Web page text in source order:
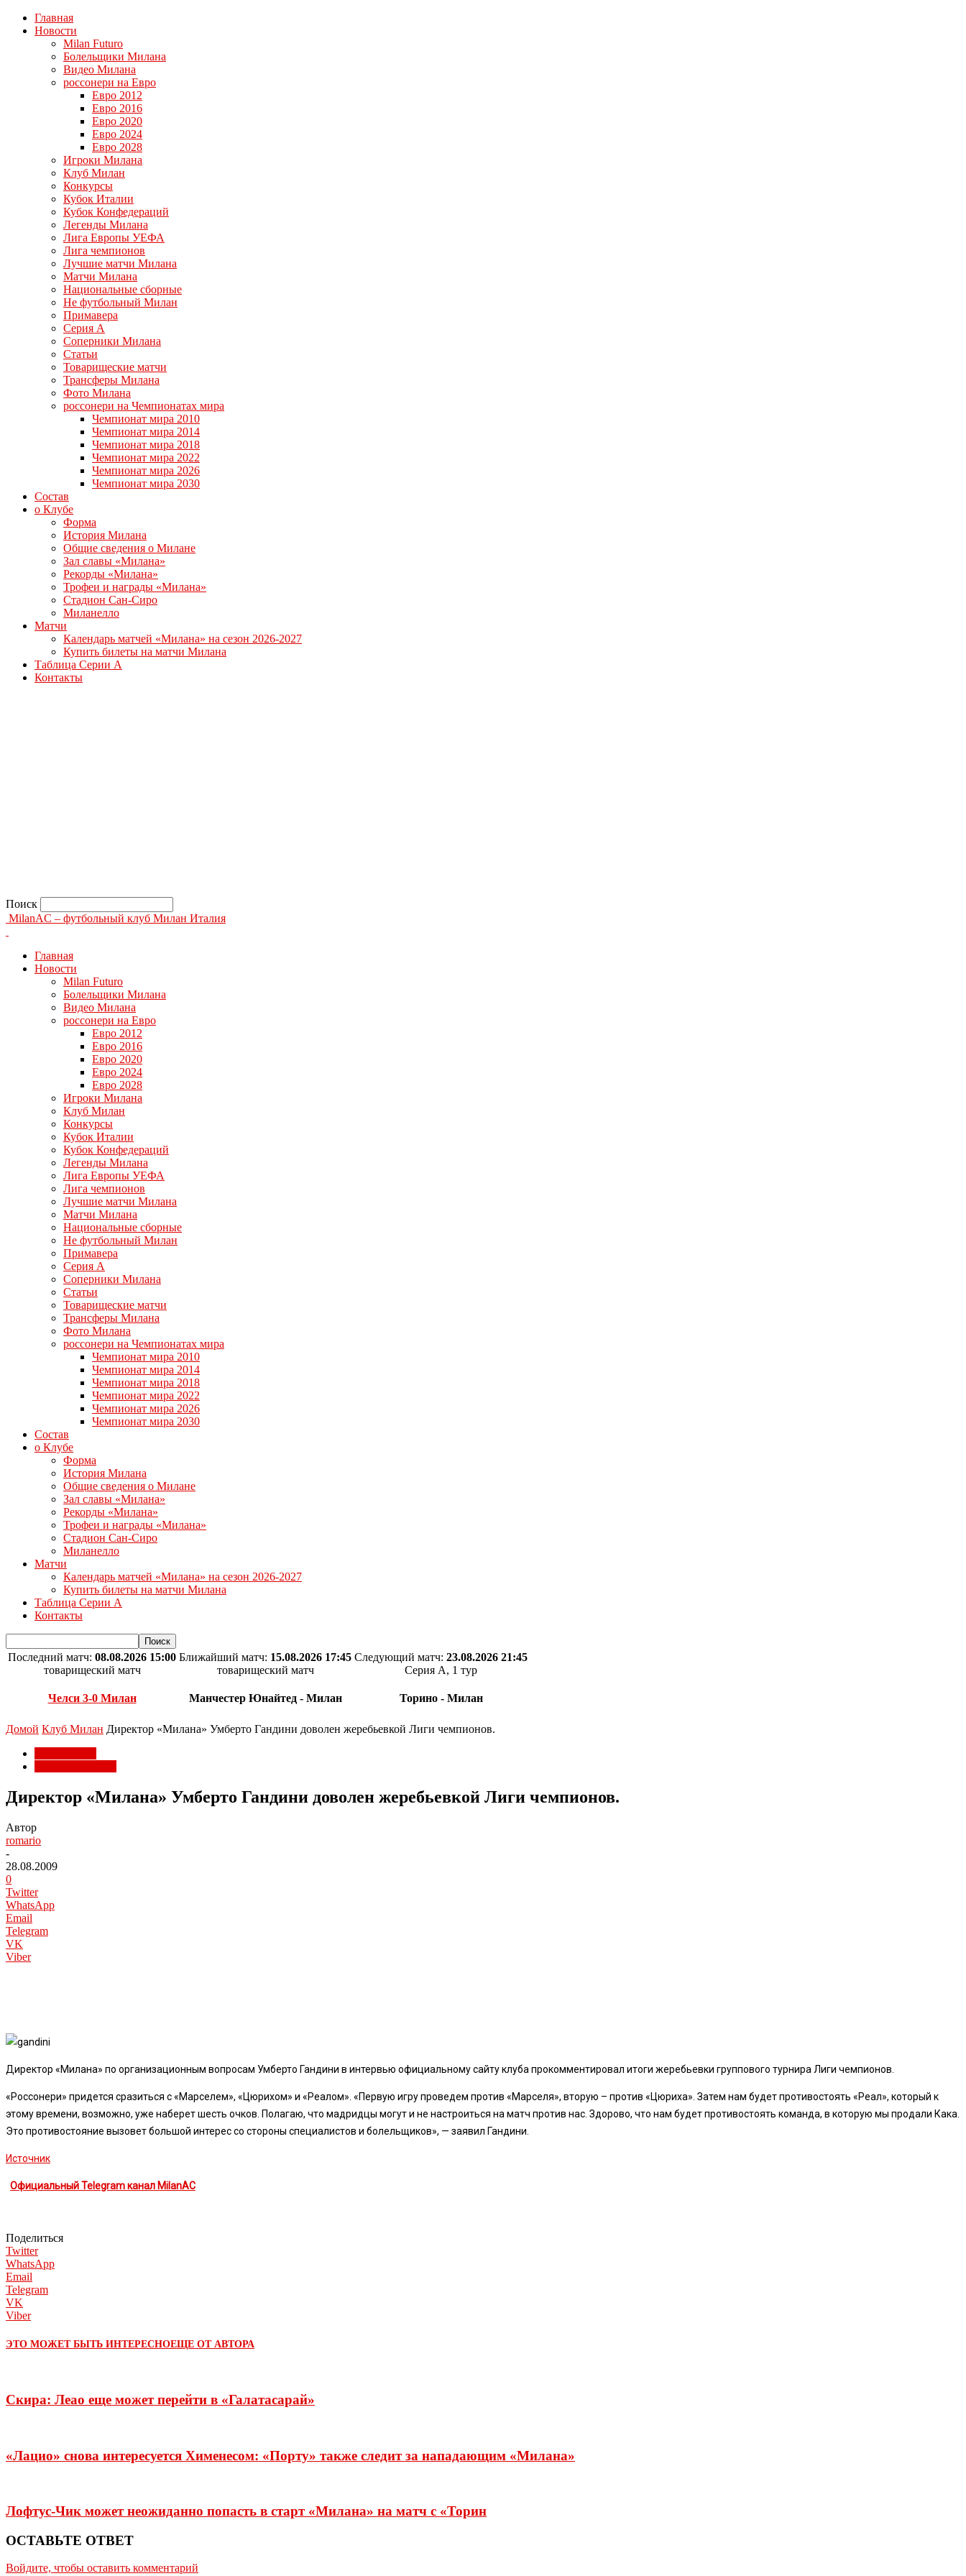
Главная
Новости
Milan Futuro
Болельщики Милана
Видео Милана
россонери на Евро
Евро 2012
Евро 2016
Евро 2020
Евро 2024
Евро 2028
Игроки Милана
Клуб Милан
Конкурсы
Кубок Италии
Кубок Конфедераций
Легенды Милана
Лига Европы УЕФА
Лига чемпионов
Лучшие матчи Милана
Матчи Милана
Национальные сборные
Не футбольный Милан
Примавера
Серия А
Соперники Милана
Статьи
Товарищеские матчи
Трансферы Милана
Фото Милана
россонери на Чемпионатах мира
Чемпионат мира 2010
Чемпионат мира 2014
Чемпионат мира 2018
Чемпионат мира 2022
Чемпионат мира 2026
Чемпионат мира 2030
Состав
о Клубе
Форма
История Милана
Общие сведения о Милане
Зал славы «Милана»
Рекорды «Милана»
Трофеи и награды «Милана»
Стадион Сан-Сиро
Миланелло
Матчи
Календарь матчей «Милана» на сезон 2026-2027
Купить билеты на матчи Милана
Таблица Серии А
Контакты
Поиск
MilanAC – футбольный клуб Милан Италия
Главная
Новости
Milan Futuro
Болельщики Милана
Видео Милана
россонери на Евро
Евро 2012
Евро 2016
Евро 2020
Евро 2024
Евро 2028
Игроки Милана
Клуб Милан
Конкурсы
Кубок Италии
Кубок Конфедераций
Легенды Милана
Лига Европы УЕФА
Лига чемпионов
Лучшие матчи Милана
Матчи Милана
Национальные сборные
Не футбольный Милан
Примавера
Серия А
Соперники Милана
Статьи
Товарищеские матчи
Трансферы Милана
Фото Милана
россонери на Чемпионатах мира
Чемпионат мира 2010
Чемпионат мира 2014
Чемпионат мира 2018
Чемпионат мира 2022
Чемпионат мира 2026
Чемпионат мира 2030
Состав
о Клубе
Форма
История Милана
Общие сведения о Милане
Зал славы «Милана»
Рекорды «Милана»
Трофеи и награды «Милана»
Стадион Сан-Сиро
Миланелло
Матчи
Календарь матчей «Милана» на сезон 2026-2027
Купить билеты на матчи Милана
Таблица Серии А
Контакты
Последний матч: 08.08.2026 15:00
товарищеский матч
Челси 3-0 Милан
Ближайший матч: 15.08.2026 17:45
товарищеский матч
Манчестер Юнайтед - Милан
Следующий матч: 23.08.2026 21:45
Серия А, 1 тур
Торино - Милан
Домой Клуб Милан Директор «Милана» Умберто Гандини доволен жеребьевкой Лиги чемпионов.
Директор «Милана» Умберто Гандини доволен жеребьевкой Лиги чемпионов.
Автор
romario
-
28.08.2009
0
Twitter
WhatsApp
Email
Telegram
VK
Viber
Директор «Милана» по организационным вопросам Умберто Гандини в интервью официальному сайту клуба прокомментировал итоги жеребьевки группового турнира Лиги чемпионов.
«Россонери» придется сразиться с «Марселем», «Цюрихом» и «Реалом». «Первую игру проведем против «Марселя», вторую – против «Цюриха». Затем нам будет противостоять «Реал», который к
этому времени, возможно, уже наберет шесть очков. Полагаю, что мадридцы могут и не настроиться на матч против нас. Здорово, что нам будет противостоять команда, в которую мы продали Кака.
Это противостояние вызовет большой интерес со стороны специалистов и болельщиков», — заявил Гандини.
Источник
Официальный Telegram канал MilanAC
Поделиться
Twitter
WhatsApp
Email
Telegram
VK
Viber
ЭТО МОЖЕТ БЫТЬ ИНТЕРЕСНОЕЩЕ ОТ АВТОРА
Скира: Леао еще может перейти в «Галатасарай»
«Лацио» снова интересуется Хименесом: «Порту» также следит за нападающим «Милана»
Лофтус-Чик может неожиданно попасть в старт «Милана» на матч с «Торин
ОСТАВЬТЕ ОТВЕТ
Войдите, чтобы оставить комментарий